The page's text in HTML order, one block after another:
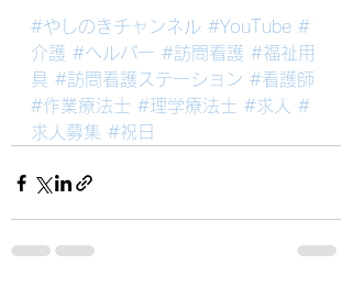
#やしのきチャンネル #YouTube #
介護 #ヘルパー #訪問看護 #福祉用
具 #訪問看護ステーション #看護師
#作業療法士 #理学療法士 #求人
#
求人募集 #祝日